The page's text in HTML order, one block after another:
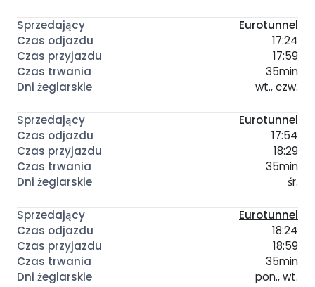
Eurotunnel
17:24
17:59
35min
wt., czw.
Eurotunnel
17:54
18:29
35min
śr.
Eurotunnel
18:24
18:59
35min
pon., wt.